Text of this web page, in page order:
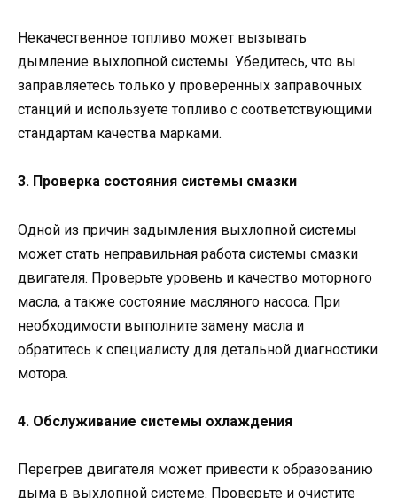
Некачественное топливо может вызывать
дымление выхлопной системы. Убедитесь, что вы
заправляетесь только у проверенных заправочных
станций и используете топливо с соответствующими
стандартам качества марками.
3. Проверка состояния системы смазки
Одной из причин задымления выхлопной системы
может стать неправильная работа системы смазки
двигателя. Проверьте уровень и качество моторного
масла, а также состояние масляного насоса. При
необходимости выполните замену масла и
обратитесь к специалисту для детальной диагностики
мотора.
4. Обслуживание системы охлаждения
Перегрев двигателя может привести к образованию
дыма в выхлопной системе. Проверьте и очистите